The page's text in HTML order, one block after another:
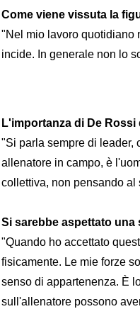
Come viene vissuta la
"Nel mio lavoro quotidiano
incide. In generale non lo
L'importanza di De
"Si parla sempre di leader,
allenatore in campo, è
collettiva, non pensando
Si sarebbe aspettato
"Quando ho accettato
fisicamente. Le mie forze
senso di appartenenza. È
sull'allenatore possono